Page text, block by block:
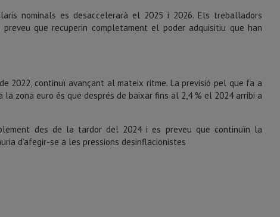
nominals es desaccelerarà el 2025 i 2026. Els treballadors
que recuperin completament el poder adquisitiu que han
2022, continuï avançant al mateix ritme. La previsió pel que fa a
zona euro és que després de baixar fins al 2,4 % el 2024 arribi a
des de la tardor del 2024 i es preveu que continuïn la
d’afegir-se a les pressions desinflacionistes